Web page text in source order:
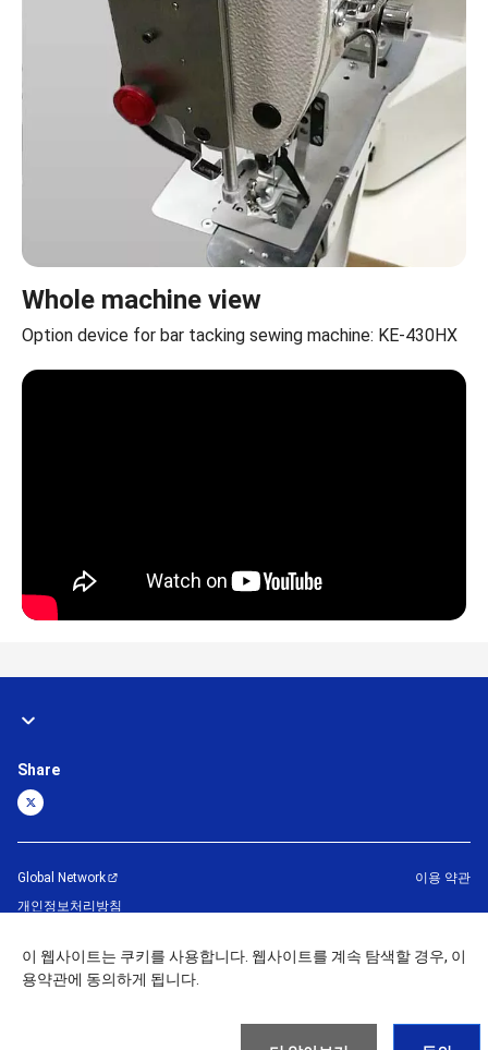
Whole machine view
Option device for bar tacking sewing machine: KE-430HX
이 웹사이트는 쿠키를 사용합니다. 웹사이트를 계속 탐색할 경우, 이
용약관에 동의하게 됩니다.
Share
Global Network
개인정보처리방침
이용 약관
사이트맵
©1995 -2026Brother Machinery (Asia) Ltd. All Rights Reserved.